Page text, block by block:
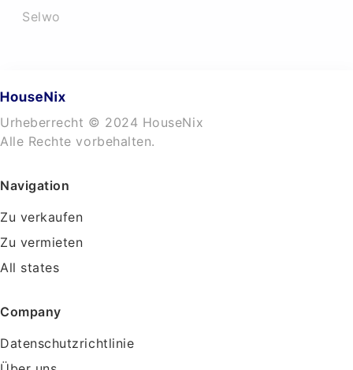
Selwo
Urheberrecht © 2024 HouseNix
Alle Rechte vorbehalten.
Navigation
Zu verkaufen
Zu vermieten
All states
Company
Datenschutzrichtlinie